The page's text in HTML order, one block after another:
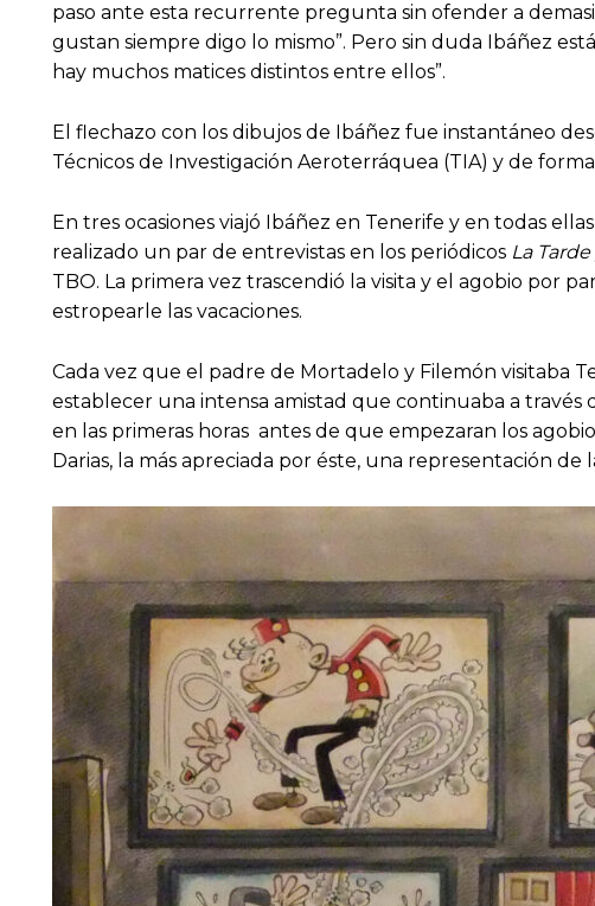
paso ante esta recurrente pregunta sin ofender a
gustan siempre digo lo mismo”. Pero sin duda Ibáñez
hay muchos matices distintos entre ellos”.
El flechazo con los dibujos de Ibáñez fue instantáneo
Técnicos de Investigación Aeroterráquea (TIA) y de
En tres ocasiones viajó Ibáñez en Tenerife y en todas
realizado un par de entrevistas en los periódicos La Tarde
TBO. La primera vez trascendió la visita y el agobio por
estropearle las vacaciones.
Cada vez que el padre de Mortadelo y Filemón visitaba
establecer una intensa amistad que continuaba a través
en las primeras horas antes de que empezaran los
Darias, la más apreciada por éste, una representación